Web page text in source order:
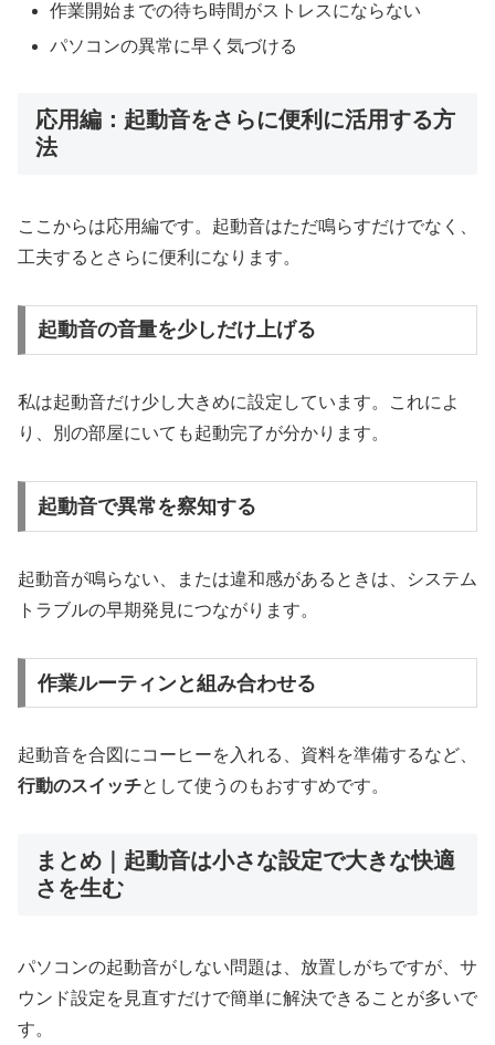
作業開始までの待ち時間がストレスにならない
パソコンの異常に早く気づける
応用編：起動音をさらに便利に活用する方
法
ここからは応用編です。起動音はただ鳴らすだけでなく、
工夫するとさらに便利になります。
起動音の音量を少しだけ上げる
私は起動音だけ少し大きめに設定しています。これによ
り、別の部屋にいても起動完了が分かります。
起動音で異常を察知する
起動音が鳴らない、または違和感があるときは、システム
トラブルの早期発見につながります。
作業ルーティンと組み合わせる
起動音を合図にコーヒーを入れる、資料を準備するなど、
行動のスイッチとして使うのもおすすめです。
まとめ｜起動音は小さな設定で大きな快適
さを生む
パソコンの起動音がしない問題は、放置しがちですが、サ
ウンド設定を見直すだけで簡単に解決できることが多いで
す。